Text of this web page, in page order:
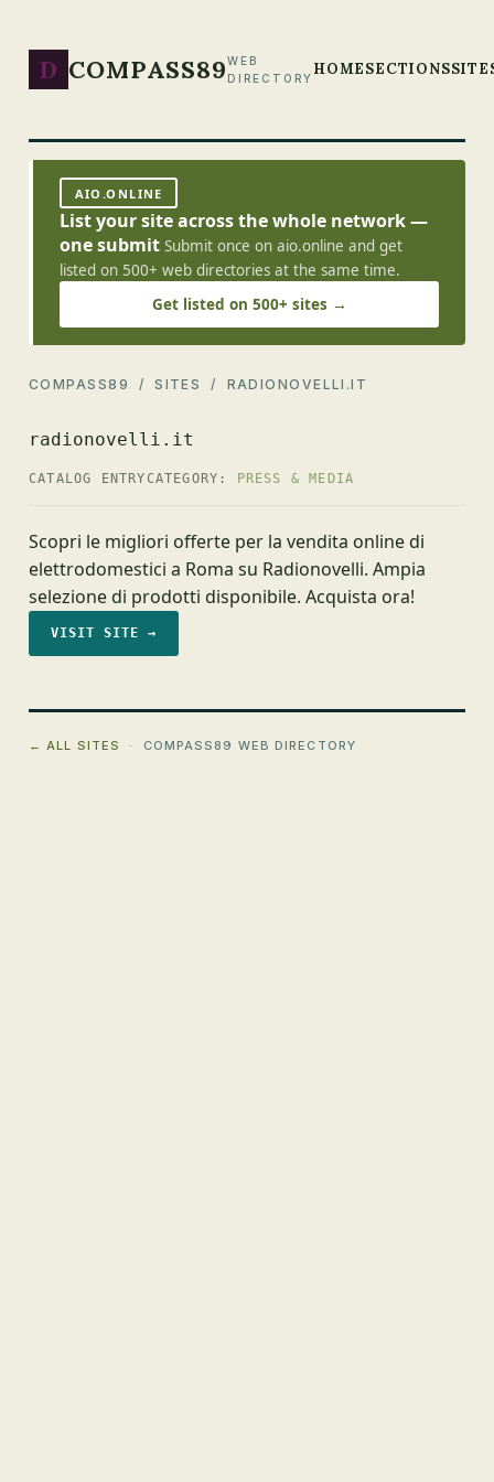
D COMPASS89WEB
DIRECTORY HOMESECTIONS
AIO.ONLINE
List your site across the whole network —
one submit Submit once on aio.online and get
listed on 500+ web directories at the same time.
Get listed on 500+ sites →
COMPASS89 /SITES / RADIONOVELLI.IT
radionovelli.it
CATALOG ENTRY CATEGORY: PRESS & MEDIA
Scopri le migliori offerte per la vendita online di
elettrodomestici a Roma su Radionovelli. Ampia
selezione di prodotti disponibile. Acquista ora!
VISIT SITE →
← ALL SITES · COMPASS89 WEB DIRECTORY